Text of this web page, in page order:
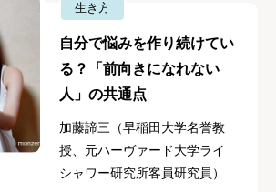
生き方
自分で悩みを作り続けてい
る？「前向きになれない
人」の共通点
加藤諦三（早稲田大学名誉教
授、元ハーヴァード大学ライ
シャワー研究所客員研究員）